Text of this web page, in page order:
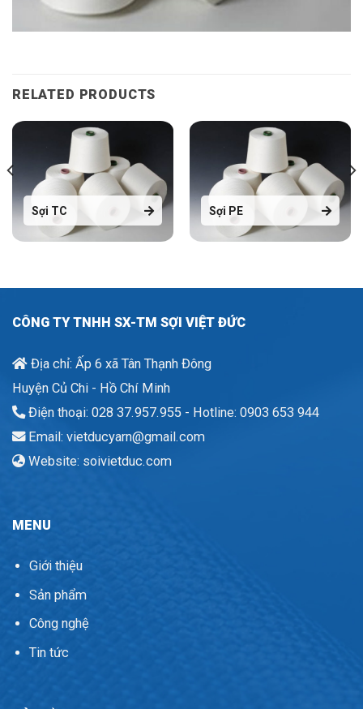
RELATED PRODUCTS
Sợi TC Sợi PE
CÔNG TY TNHH SX-TM SỢI VIỆT ĐỨC
Địa chỉ: Ấp 6 xã Tân Thạnh Đông
Huyện Củ Chi - Hồ Chí Minh
Điện thoại: 028 37.957.955 - Hotline: 0903 653 944
Email: vietducyarn@gmail.com
Website: soivietduc.com
MENU
Giới thiệu
Sản phẩm
Công nghệ
Tin tức